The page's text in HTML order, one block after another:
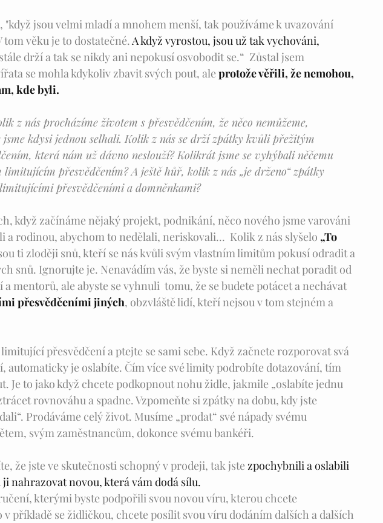
"když jsou velmi mladí a mnohem menší, tak používáme k uvazování
tom věku je to dostatečné. A když vyrostou, jsou už tak vychováni,
drží a tak se nikdy ani nepokusí osvobodit se.“  Zůstal jsem
se mohla kdykoliv zbavit svých pout, ale protože věřili, že nemohou,
kde byli.
z nás procházíme životem s přesvědčením, že něco nemůžeme,
jsme kdysi jednou selhali. Kolik z nás se drží zpátky kvůli přežitým
která nám už dávno neslouží? Kolikrát jsme se vyhýbali něčemu
přesvědčením? A ještě hůř, kolik z nás „je drženo“ zpátky
přesvědčeními a domněnkami?
když začínáme nějaký projekt, podnikání, něco nového jsme varováni
a rodinou, abychom to nedělali, neriskovali...  Kolik z nás slyšelo „To
ti zloději snů, kteří se nás kvůli svým vlastním limitům pokusí odradit a
snů. Ignorujte je. Nenavádím vás, že byste si neměli nechat poradit od
mentorů, ale abyste se vyhnuli  tomu, že se budete potácet a nechávat
přesvědčeními jiných, obzvláště lidí, kteří nejsou v tom stejném a
přesvědčení a ptejte se sami sebe. Když začnete rozporovat svá
automaticky je oslabíte. Čím více své limity podrobíte dotazování, tím
Je to jako když chcete podkopnout nohu židle, jakmile „oslabíte jednu
rovnováhu a spadne. Vzpomeňte si zpátky na dobu, kdy jste
Prodáváme celý život. Musíme „prodat“ své nápady svému
svým zaměstnancům, dokonce svému bankéři.
že jste ve skutečnosti schopný v prodeji, tak jste zpochybnili a oslabili
ji nahrazovat novou, která vám dodá sílu.
kterými byste podpořili svou novou víru, kterou chcete
v příkladě se židličkou, chcete posílit svou víru dodáním dalších a dalších